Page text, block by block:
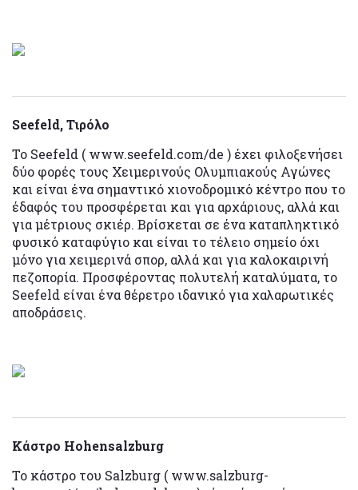
Seefeld, Τιρόλο
Το Seefeld ( www.seefeld.com/de ) έχει φιλοξενήσει
δύο φορές τους Χειμερινούς Ολυμπιακούς Αγώνες
και είναι ένα σημαντικό χιονοδρομικό κέντρο που το
έδαφός του προσφέρεται και για αρχάριους, αλλά και
για μέτριους σκιέρ. Βρίσκεται σε ένα καταπληκτικό
φυσικό καταφύγιο και είναι το τέλειο σημείο όχι
μόνο για χειμερινά σπορ, αλλά και για καλοκαιρινή
πεζοπορία. Προσφέροντας πολυτελή καταλύματα, το
Seefeld είναι ένα θέρετρο ιδανικό για χαλαρωτικές
αποδράσεις.
Κάστρο Hohensalzburg
Το κάστρο του Salzburg ( www.salzburg-